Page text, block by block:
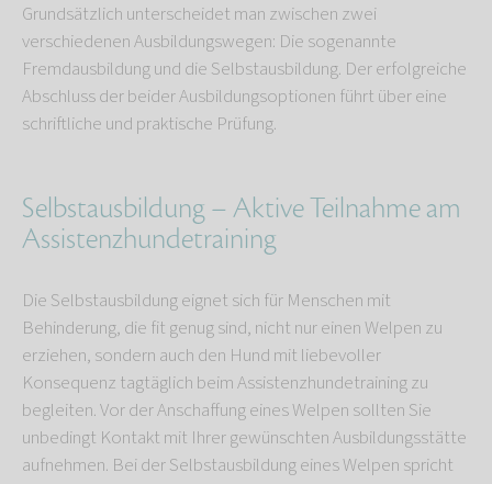
Grundsätzlich unterscheidet man zwischen zwei
verschiedenen Ausbildungswegen: Die sogenannte
Fremdausbildung und die Selbstausbildung. Der erfolgreiche
Abschluss der beider Ausbildungsoptionen führt über eine
schriftliche und praktische Prüfung.
Selbstausbildung – Aktive Teilnahme am
Assistenzhundetraining
Die Selbstausbildung eignet sich für Menschen mit
Behinderung, die fit genug sind, nicht nur einen Welpen zu
erziehen, sondern auch den Hund mit liebevoller
Konsequenz tagtäglich beim Assistenzhundetraining zu
begleiten. Vor der Anschaffung eines Welpen sollten Sie
unbedingt Kontakt mit Ihrer gewünschten Ausbildungsstätte
aufnehmen. Bei der Selbstausbildung eines Welpen spricht